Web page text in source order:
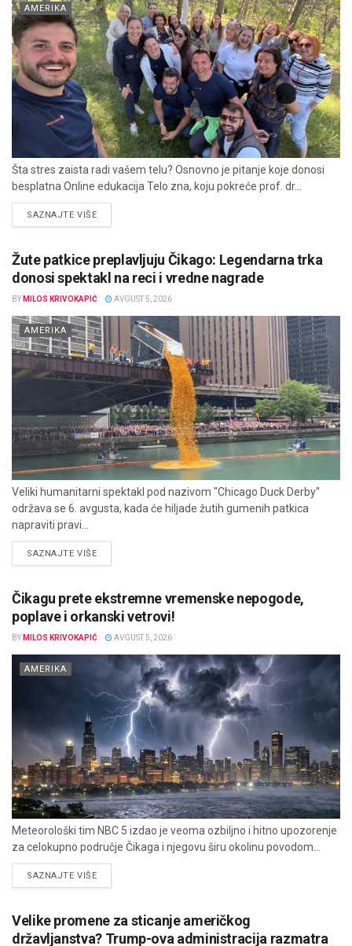
AMERIKA
Šta stres zaista radi vašem telu? Osnovno je pitanje koje donosi
besplatna Online edukacija Telo zna, koju pokreće prof. dr...
SAZNAJTE VIŠEDETAILS
Žute patkice preplavljuju Čikago: Legendarna trka
donosi spektakl na reci i vredne nagrade
BY MILOS KRIVOKAPIĆ AVGUST 5, 2026
AMERIKA
Veliki humanitarni spektakl pod nazivom "Chicago Duck Derby"
održava se 6. avgusta, kada će hiljade žutih gumenih patkica
napraviti pravi...
SAZNAJTE VIŠEDETAILS
Čikagu prete ekstremne vremenske nepogode,
poplave i orkanski vetrovi!
BY MILOS KRIVOKAPIĆ AVGUST 5, 2026
AMERIKA
Meteorološki tim NBC 5 izdao je veoma ozbiljno i hitno upozorenje
za celokupno područje Čikaga i njegovu širu okolinu povodom...
SAZNAJTE VIŠEDETAILS
Velike promene za sticanje američkog
državljanstva? Trump-ova administracija razmatra